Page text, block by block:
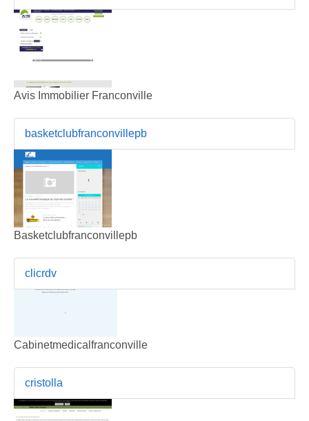
Avis Immobilier Franconville
basketclubfranconvillepb
Basketclubfranconvillepb
clicrdv
Cabinetmedicalfranconville
cristolla